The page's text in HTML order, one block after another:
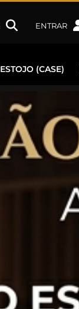
ENTRAR
ESTOJO (CASE)